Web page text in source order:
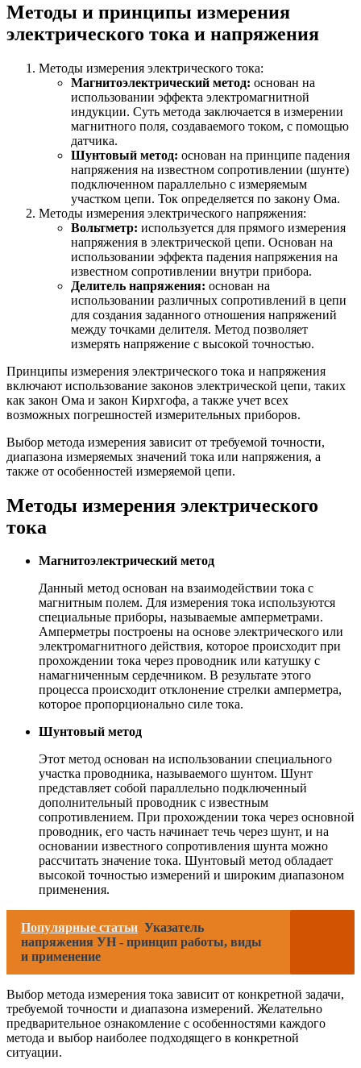
Методы и принципы измерения
электрического тока и напряжения
Методы измерения электрического тока:
Магнитоэлектрический метод: основан на
использовании эффекта электромагнитной
индукции. Суть метода заключается в измерении
магнитного поля, создаваемого током, с помощью
датчика.
Шунтовый метод: основан на принципе падения
напряжения на известном сопротивлении (шунте)
подключенном параллельно с измеряемым
участком цепи. Ток определяется по закону Ома.
Методы измерения электрического напряжения:
Вольтметр: используется для прямого измерения
напряжения в электрической цепи. Основан на
использовании эффекта падения напряжения на
известном сопротивлении внутри прибора.
Делитель напряжения: основан на
использовании различных сопротивлений в цепи
для создания заданного отношения напряжений
между точками делителя. Метод позволяет
измерять напряжение с высокой точностью.
Принципы измерения электрического тока и напряжения
включают использование законов электрической цепи, таких
как закон Ома и закон Кирхгофа, а также учет всех
возможных погрешностей измерительных приборов.
Выбор метода измерения зависит от требуемой точности,
диапазона измеряемых значений тока или напряжения, а
также от особенностей измеряемой цепи.
Методы измерения электрического
тока
Магнитоэлектрический метод
Данный метод основан на взаимодействии тока с
магнитным полем. Для измерения тока используются
специальные приборы, называемые амперметрами.
Амперметры построены на основе электрического или
электромагнитного действия, которое происходит при
прохождении тока через проводник или катушку с
намагниченным сердечником. В результате этого
процесса происходит отклонение стрелки амперметра,
которое пропорционально силе тока.
Шунтовый метод
Этот метод основан на использовании специального
участка проводника, называемого шунтом. Шунт
представляет собой параллельно подключенный
дополнительный проводник с известным
сопротивлением. При прохождении тока через основной
проводник, его часть начинает течь через шунт, и на
основании известного сопротивления шунта можно
рассчитать значение тока. Шунтовый метод обладает
высокой точностью измерений и широким диапазоном
применения.
Популярные статьи Указатель
напряжения УН - принцип работы, виды
и применение
Выбор метода измерения тока зависит от конкретной задачи,
требуемой точности и диапазона измерений. Желательно
предварительное ознакомление с особенностями каждого
метода и выбор наиболее подходящего в конкретной
ситуации.